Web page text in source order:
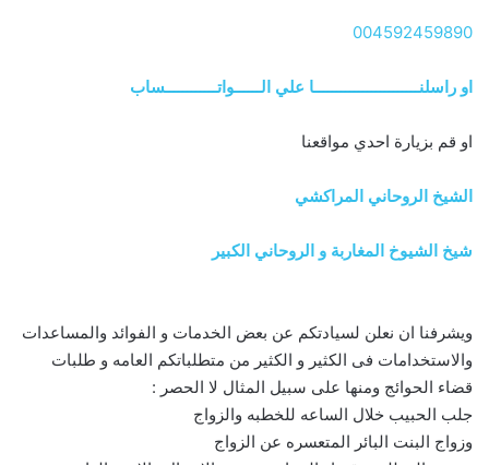
004592459890
او راسلنــــــــــــــــــــــــا علي الــــــواتــــــــــــساب
او قم بزيارة احدي مواقعنا
الشيخ الروحاني المراكشي
شيخ الشيوخ المغاربة و الروحاني الكبير
ويشرفنا ان نعلن لسيادتكم عن بعض الخدمات و الفوائد والمساعدات
والاستخدامات فى الكثير و الكثير من متطلباتكم العامه و طلبات
قضاء الحوائج ومنها على سبيل المثال لا الحصر :
جلب الحبيب خلال الساعه للخطبه والزواج
وزواج البنت البائر المتعسره عن الزواج